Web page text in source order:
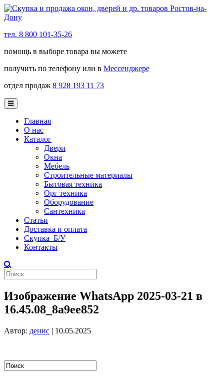
тел. 8 800 101-35-26
помощь в выборе товара вы можете
получить по телефону или в Мессенджере
отдел продаж 8 928 193 11 73
Главная
О нас
Каталог
Двери
Окна
Мебель
Строительные материалы
Бытовая техника
Орг техника
Оборудование
Сантехника
Статьи
Доставка и оплата
Скупка Б/У
Контакты
Изображение WhatsApp 2025-03-21 в
16.45.08_8a9ee852
Автор: денис | 10.05.2025